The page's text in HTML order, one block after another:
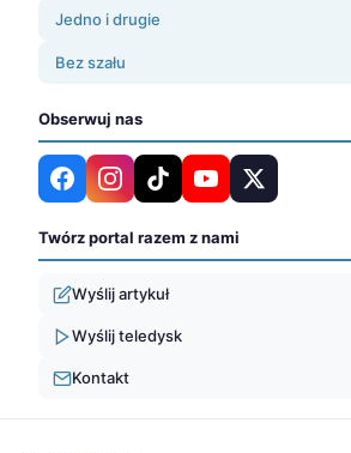
Jedno i drugie
Bez szału
Obserwuj nas
Twórz portal razem z nami
Wyślij artykuł
Wyślij teledysk
Kontakt